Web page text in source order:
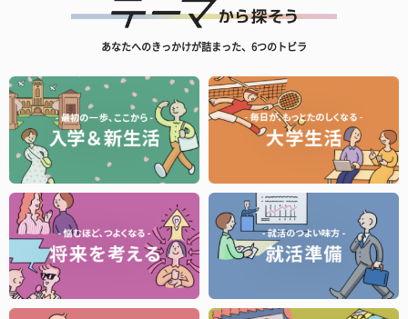
あなたへのきっかけが詰まった、6つのトビラ